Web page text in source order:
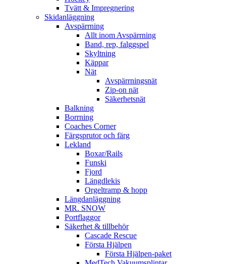
Tvätt & Impregnering
Skidanläggning
Avspärrning
Allt inom Avspärrning
Band, rep, falggspel
Skyltning
Käppar
Nät
Avspärrningsnät
Zip-on nät
Säkerhetsnät
Balkning
Borrning
Coaches Corner
Färgsprutor och färg
Lekland
Boxar/Rails
Funski
Fjord
Längdlekis
Orgeltramp & hopp
Längdanläggning
MR. SNOW
Portflaggor
Säkerhet & tillbehör
Cascade Rescue
Första Hjälpen
Första Hjälpen-paket